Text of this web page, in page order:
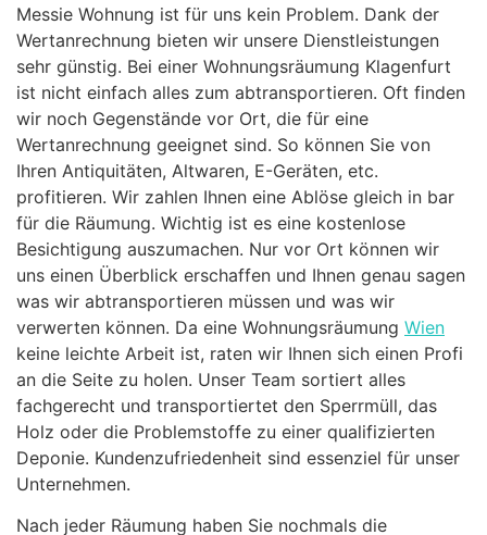
Messie Wohnung ist für uns kein Problem. Dank der
Wertanrechnung bieten wir unsere Dienstleistungen
sehr günstig. Bei einer Wohnungsräumung Klagenfurt
ist nicht einfach alles zum abtransportieren. Oft finden
wir noch Gegenstände vor Ort, die für eine
Wertanrechnung geeignet sind. So können Sie von
Ihren Antiquitäten, Altwaren, E-Geräten, etc.
profitieren. Wir zahlen Ihnen eine Ablöse gleich in bar
für die Räumung. Wichtig ist es eine kostenlose
Besichtigung auszumachen. Nur vor Ort können wir
uns einen Überblick erschaffen und Ihnen genau sagen
was wir abtransportieren müssen und was wir
verwerten können. Da eine Wohnungsräumung Wien
keine leichte Arbeit ist, raten wir Ihnen sich einen Profi
an die Seite zu holen. Unser Team sortiert alles
fachgerecht und transportiertet den Sperrmüll, das
Holz oder die Problemstoffe zu einer qualifizierten
Deponie. Kundenzufriedenheit sind essenziel für unser
Unternehmen.
Nach jeder Räumung haben Sie nochmals die